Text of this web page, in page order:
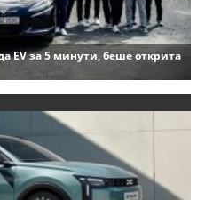
EV за 5 минути, беше открита